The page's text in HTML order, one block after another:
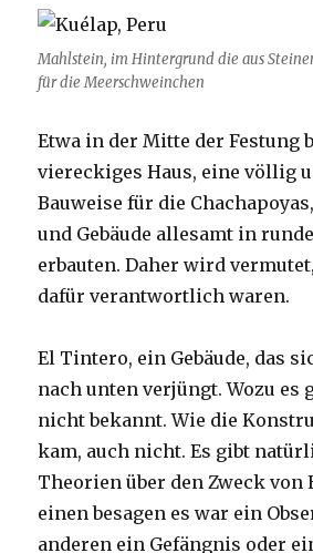
Mahlstein, im Hintergrund die aus
für die Meerschweinchen
Etwa in der Mitte der Festung
viereckiges Haus, eine völlig
Bauweise für die
und Gebäude allesamt in
erbauten. Daher wird
dafür verantwortlich waren.
El Tintero, ein Gebäude, das
nach unten verjüngt. Wozu es
nicht bekannt. Wie die
kam, auch nicht. Es gibt
Theorien über den Zweck von
einen besagen es war ein
anderen ein Gefängnis oder